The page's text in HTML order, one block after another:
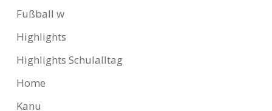
Fußball w
Highlights
Highlights Schulalltag
Home
Kanu